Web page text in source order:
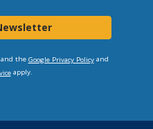
and the Google Privacy Policyand
apply.